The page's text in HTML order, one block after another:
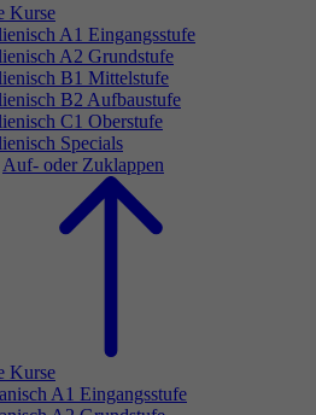
Kurse
A1 Eingangsstufe
A2 Grundstufe
B1 Mittelstufe
B2 Aufbaustufe
C1 Oberstufe
Specials
Auf- oder Zuklappen
Kurse
A1 Eingangsstufe